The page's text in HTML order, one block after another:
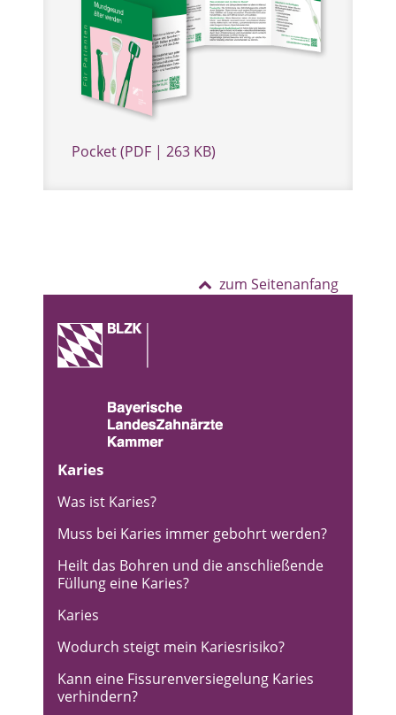
Pocket (PDF | 263 KB)
zum Seitenanfang
Karies
Was ist Karies?
Muss bei Karies immer gebohrt werden?
Heilt das Bohren und die anschließende
Füllung eine Karies?
Karies
Wodurch steigt mein Kariesrisiko?
Kann eine Fissurenversiegelung Karies
verhindern?